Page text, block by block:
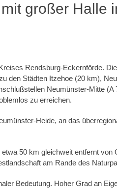
großer Halle
Rendsburg-Eckernförde.
den Städten Itzehoe (20 km),
Neumünster-Mitte (A
zu erreichen.
Heide, an das
50 km gleichweit entfernt von
am Rande des
Bedeutung. Hoher Grad an